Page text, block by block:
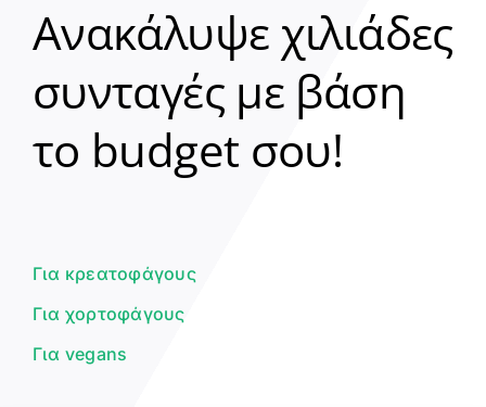
Ανακάλυψε χιλιάδες
συνταγές με βάση
το budget σου!
Για κρεατοφάγους
Για χορτοφάγους
Για vegans